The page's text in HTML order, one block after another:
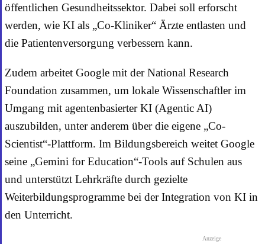
öffentlichen Gesundheitssektor. Dabei soll erforscht
werden, wie KI als „Co-Kliniker“ Ärzte entlasten und
die Patientenversorgung verbessern kann.
Zudem arbeitet Google mit der National Research
Foundation zusammen, um lokale Wissenschaftler im
Umgang mit agentenbasierter KI (Agentic AI)
auszubilden, unter anderem über die eigene „Co-
Scientist“-Plattform. Im Bildungsbereich weitet Google
seine „Gemini for Education“-Tools auf Schulen aus
und unterstützt Lehrkräfte durch gezielte
Weiterbildungsprogramme bei der Integration von KI in
den Unterricht.
Anzeige